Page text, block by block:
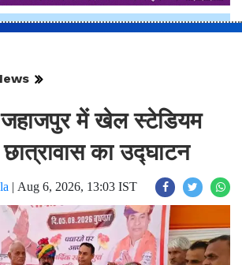
में खेल स्टेडियम
का उद्घाटन
Aug 6, 2026, 13:03 IST